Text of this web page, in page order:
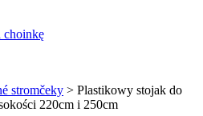
choinkę
stromčeky > Plastikowy stojak do
220cm i 250cm